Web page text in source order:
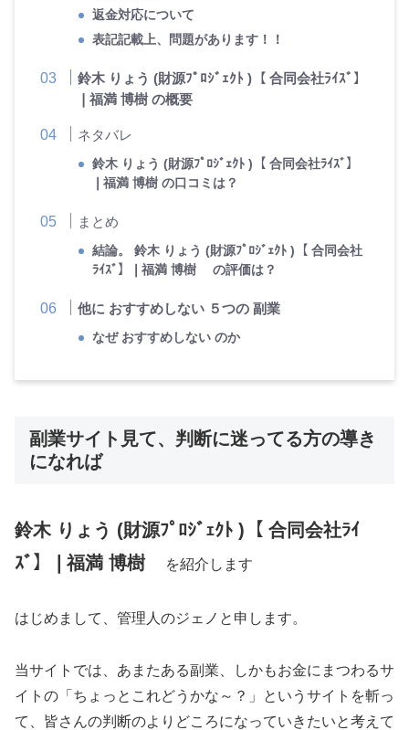
返金対応について
表記記載上、問題があります！！
鈴木 りょう (財源ﾌﾟﾛｼﾞｪｸﾄ )【 合同会社ﾗｲｽﾞ】
❘福満 博樹 の概要
ネタバレ
鈴木 りょう (財源ﾌﾟﾛｼﾞｪｸﾄ )【 合同会社ﾗｲｽﾞ】
❘福満 博樹 の口コミは？
まとめ
結論。 鈴木 りょう (財源ﾌﾟﾛｼﾞｪｸﾄ )【 合同会社
ﾗｲｽﾞ】❘福満 博樹 の評価は？
他に おすすめしない ５つの 副業
なぜ おすすめしない のか
副業サイト見て、判断に迷ってる方の導き
になれば
鈴木 りょう (財源ﾌﾟﾛｼﾞｪｸﾄ )【 合同会社ﾗｲ
ｽﾞ】❘福満 博樹
を紹介します
はじめまして、管理人のジェノと申します。
当サイトでは、あまたある副業、しかもお金にまつわるサ
イトの「ちょっとこれどうかな～？」というサイトを斬っ
て、皆さんの判断のよりどころになっていきたいと考えて